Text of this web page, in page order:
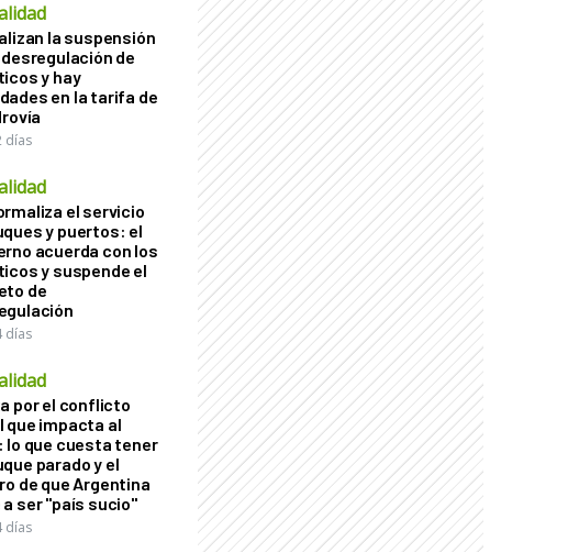
la suspensión
desregulación de
y hay
en la tarifa de
días
el servicio
y puertos: el
acuerda con los
y suspende el
de
días
por el conflicto
que impacta al
lo que cuesta tener
parado y el
de que Argentina
a ser "país sucio"
días